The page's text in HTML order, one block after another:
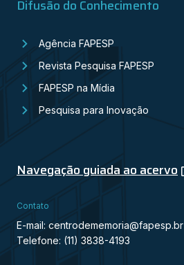
Difusão do Conhecimento
Agência FAPESP
Revista Pesquisa FAPESP
FAPESP na Mídia
Pesquisa para Inovação
Navegação guiada ao acervo
Contato
E-mail: centrodememoria@fapesp.br
Telefone: (11) 3838-4193